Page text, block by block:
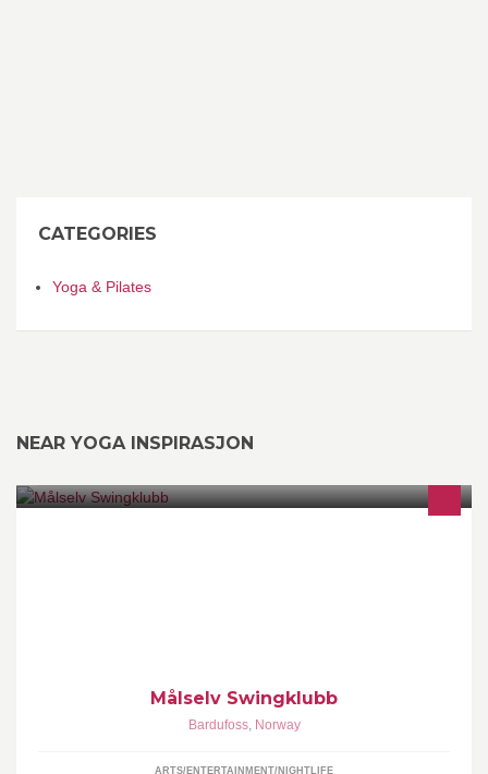
CATEGORIES
Yoga & Pilates
NEAR YOGA INSPIRASJON
Målselv Swingklubb
Bardufoss, Norway
ARTS/ENTERTAINMENT/NIGHTLIFE